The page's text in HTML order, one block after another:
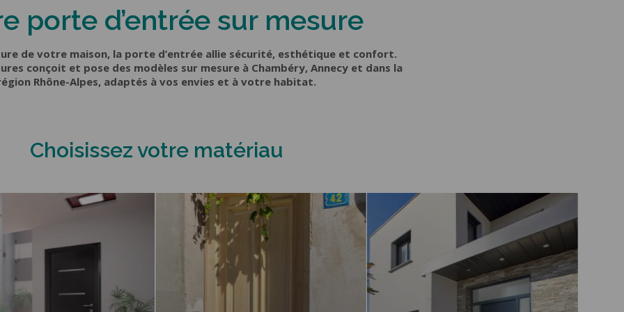
latérale
CLÔTURES & GARDE-
CORPS
Portail battant
Portillon
porte d’entrée sur mesure
de votre maison, la porte d’entrée allie sécurité, esthétique et confort.
conçoit et pose des modèles sur mesure à Chambéry, Annecy et dans la
Rhône-Alpes, adaptés à vos envies et à votre habitat.
Choisissez votre matériau